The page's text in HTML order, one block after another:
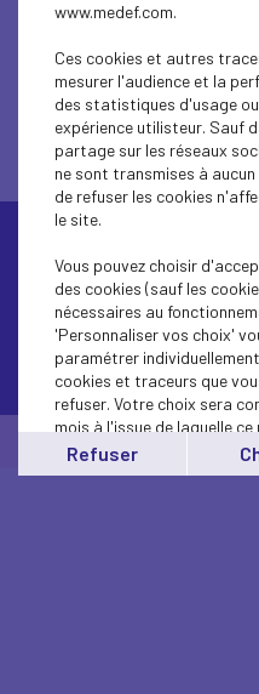
www.medef.com.
Ces cookies et autres
mesurer l'audience et la
des statistiques d'usage
expérience utilisteur. Sauf
partage sur les réseaux
ne sont transmises à
de refuser les cookies
le site.
Vous pouvez choisir
des cookies (sauf les
nécessaires au
'Personnaliser vos choix'
paramétrer
cookies et traceurs que
refuser. Votre choix sera
mois à l'issue de laquelle
affiché..
Vous pouvez modifier
Refuser